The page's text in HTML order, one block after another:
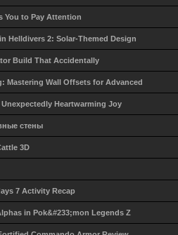
You to Pay Attention
Helldivers 2: Solar-Themed Design
Build That Accidentally
Mastering Wall Offsets for Advanced
Heartwarming Joy
стены
3D
7 Activity Recap
in Pok&#233;mon Legends Z